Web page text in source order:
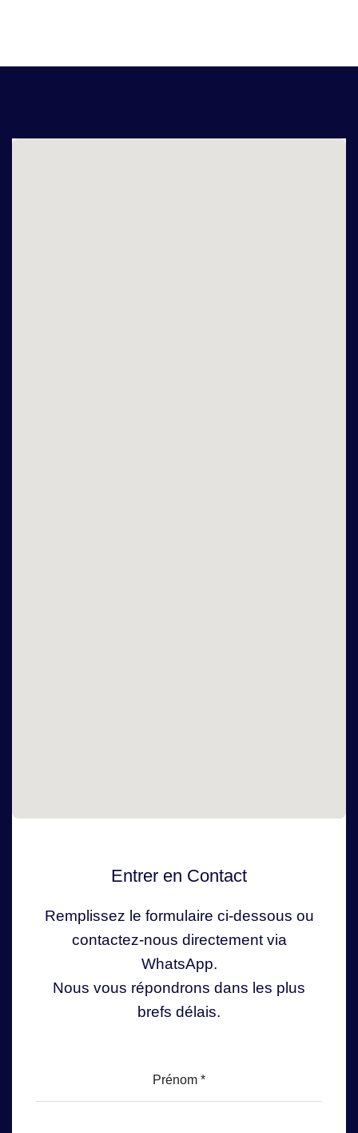
Entrer en Contact
Remplissez le formulaire ci-dessous ou
contactez-nous directement via
WhatsApp.
Nous vous répondrons dans les plus
brefs délais.
Prénom *